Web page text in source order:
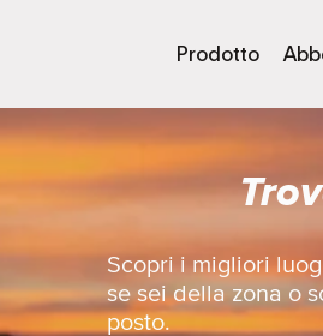
Prodotto
Scopri i migliori
se sei della zona o
posto.